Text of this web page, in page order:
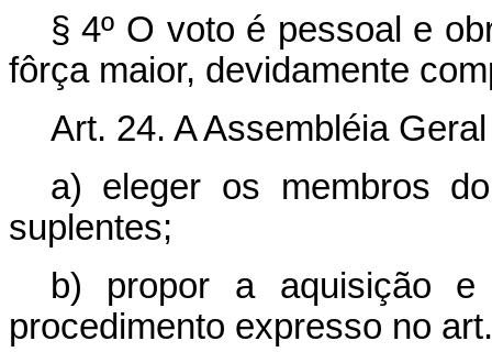
§ 4º O voto é pessoal e
fôrça maior, devidamente
Art. 24. A Assembléia
a) eleger os membros
suplentes;
b) propor a aquisição
procedimento expresso no